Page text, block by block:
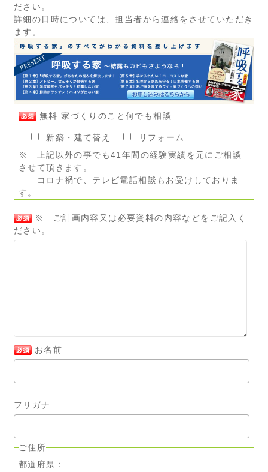
ださい。
詳細の日時については、担当者から連絡をさせていただき
ます。
無料 家づくりのこと何でも相談
新築・建て替え
リフォーム
※ 上記以外の事でも41年間の経験実績を元にご相談
させて頂きます。
コロナ禍で、テレビ電話相談もお受けしておりま
す。
※ ご計画内容又は必要資料の内容などをご記入く
ださい。
お名前
フリガナ
ご住所
都道府県：